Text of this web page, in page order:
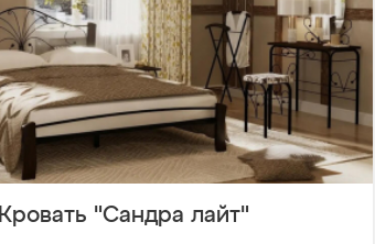
Кровать "Сандра лайт"